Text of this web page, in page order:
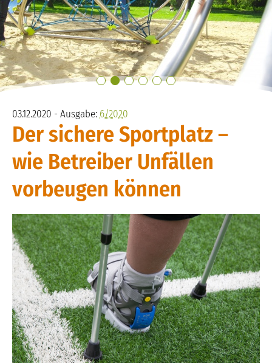
03.12.2020 - Ausgabe: 6/2020
Der sichere Sportplatz –
wie Betreiber Unfällen
vorbeugen können